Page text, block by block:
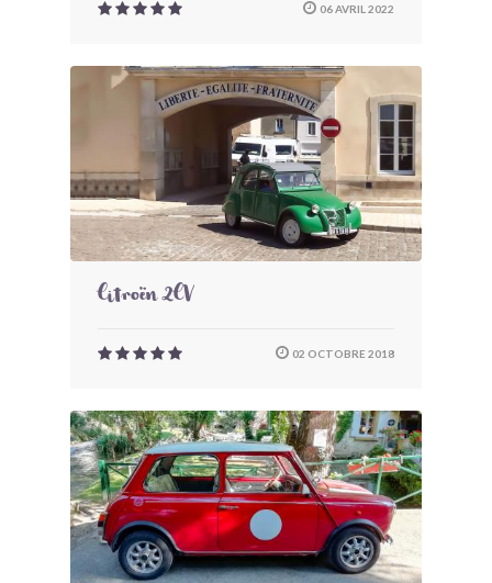
06 AVRIL 2022
Citroën 2CV
02 OCTOBRE 2018